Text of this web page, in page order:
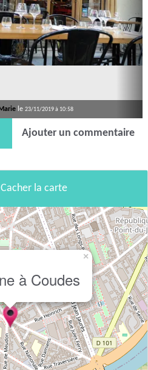
le 23/11/2019 à 10:58
Ajouter un commentaire
la carte
à Coudes
×